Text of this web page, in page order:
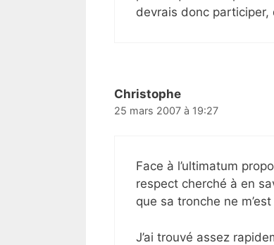
devrais donc participer,
Christophe
25 mars 2007 à 19:27
Face à l’ultimatum
respect cherché à en
que sa tronche ne
J’ai trouvé assez